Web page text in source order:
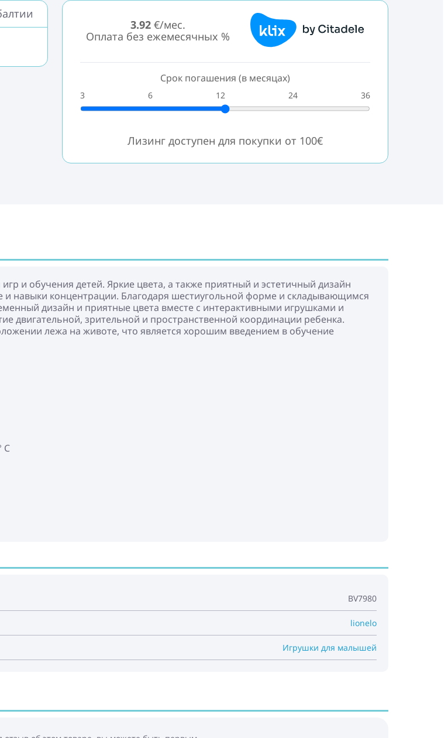
3.92€/мес.
Оплата без ежемесячных %
Срок погашения (в месяцах)
3 6 12 24 36
Лизинг доступен для покупки от 100€
и обучения детей. Яркие цвета, а также приятный и эстетичный дизайн
и навыки концентрации. Благодаря шестиугольной форме и складывающимся
дизайн и приятные цвета вместе с интерактивными игрушками и
двигательной, зрительной и пространственной координации ребенка.
лежа на животе, что является хорошим введением в обучение
C
BV7980
lionelo
Игрушки для малышей